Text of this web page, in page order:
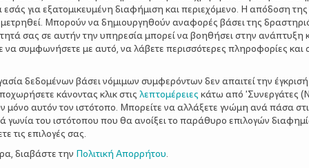
Ακόμη κι αν βρίσκεστε στην Αθήνα λοιπόν, μπορείτε να
από το κυλικείο του άλσους. Το πάρκο είναι
της Καισαριανής.11. ΚαλλιτεχνούποληΗ
πικ νικ. Διασχίζοντας την Λ. Μαραθώνος στρίψτε
δικό σας απόμερο σημείο.12. Άλσος Ιλισσίων
κοντά στη Μιχαλακοπούλου και φτάνει μέχρι την
Υμηττού. Η συνολική του έκταση αγγίζει τα 147
με χώρο αναψυχής που περιλαμβάνει πηγές και
στον αγροτικό δρόμο διασχίζοντας ερειπιώνες και
στην Αγία Τριάδα όπου το πλάτωμα με τα ξύλινα
εσάς για εξατομικευμένη διαφήμιση και περιεχόμενο. Η απόδοση
Μπορούν να δημιουργηθούν αναφορές βάσει της
σας σε αυτήν την υπηρεσία μπορεί να βοηθήσει στην ανάπτυξη
να συμφωνήσετε με αυτό, να λάβετε περισσότερες πληροφορίες και
δεδομένων βάσει νόμιμων συμφερόντων δεν απαιτεί την
κάνοντας κλικ στις λεπτομέρειες κάτω από 'Συνεργάτες
μόνο αυτόν τον ιστότοπο. Μπορείτε να αλλάξετε γνώμη ανά πάσα
γωνία του ιστότοπου που θα ανοίξει το παράθυρο επιλογών
τις επιλογές σας.
διαβάστε την Πολιτική Απορρήτου.